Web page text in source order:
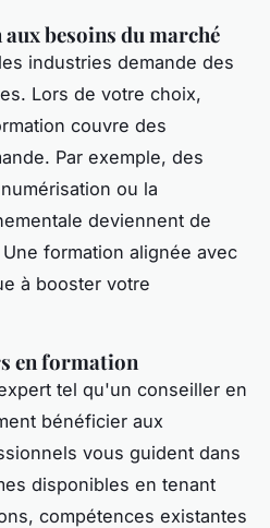
besoins du marché
industries demande des
Lors de votre choix,
couvre des
Par exemple, des
ou la
deviennent de
formation alignée avec
à booster votre
en formation
tel qu'un conseiller en
bénéficier aux
vous guident dans
disponibles en tenant
compétences existantes